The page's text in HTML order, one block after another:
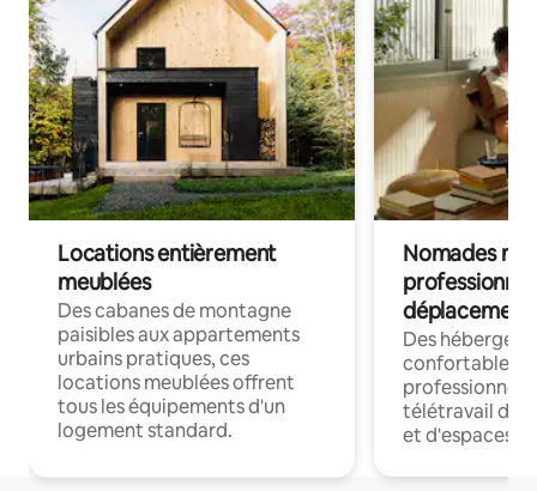
Locations entièrement
meublées
Des cabanes de montagne
paisibles aux appartements
urbains pratiques, ces
locations meublées offrent
tous les équipements d'un
logement standard.
Nomades
déplacement
Des
confortables
professionnels
télétravail
et d'espaces